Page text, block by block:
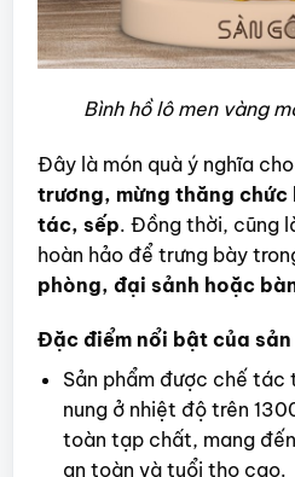
Bình hồ lô men vàng
Đây là món quà ý nghĩa
trương, mừng thăng chức
tác, sếp. Đồng thời, cũng
hoàn hảo để trưng bày
phòng, đại sảnh hoặc
Đặc điểm nổi bật của sản
Sản phẩm được chế tác
nung ở nhiệt độ trên
toàn tạp chất, mang
an toàn và tuổi thọ cao.